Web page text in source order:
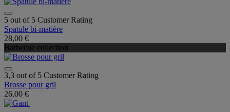
5 out of 5 Customer Rating
Spatule bi-matière
28,00 €
Barbecue collection
3,3 out of 5 Customer Rating
Brosse pour gril
26,00 €